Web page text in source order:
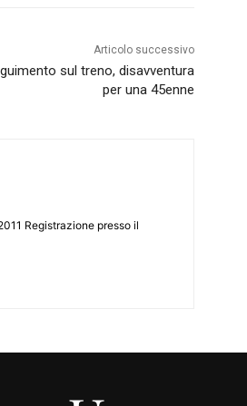
Articolo successivo
sul treno, disavventura
per una 45enne
Registrazione presso il